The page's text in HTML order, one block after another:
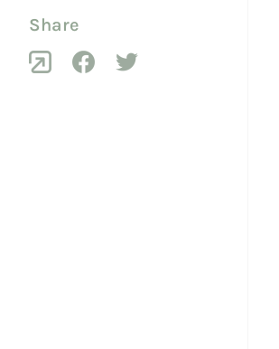
Share